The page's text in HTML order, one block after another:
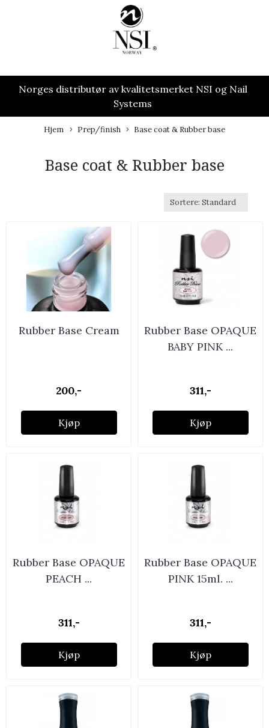
Norges distributør av kvalitetsmerket NSI og Nail
Systems
Hjem Prep/finish Base coat & Rubber base
Base coat & Rubber base
Rubber Base Cream
200,-
Kjøp
Rubber Base OPAQUE
BABY PINK ...
311,-
Kjøp
Rubber Base OPAQUE
PEACH ...
311,-
Kjøp
Rubber Base OPAQUE
PINK 15ml. ...
311,-
Kjøp